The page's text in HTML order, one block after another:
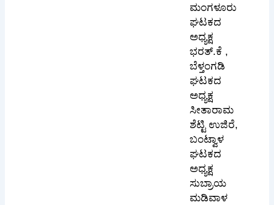
ಮಂಗಳೂರು
ಘಟಕದ
ಅಧ್ಯಕ್ಷ
ಭರತ್.ಕೆ ,
ಬೆಳ್ತಂಗಡಿ
ಘಟಕದ
ಅಧ್ಯಕ್ಷ
ಸೀತಾರಾಮ
ಶೆಟ್ಟಿ ಉಜಿರೆ,
ಬಂಟ್ವಾಳ
ಘಟಕದ
ಅಧ್ಯಕ್ಷ
ಸುಬ್ರಾಯ
ಮಡಿವಾಳ